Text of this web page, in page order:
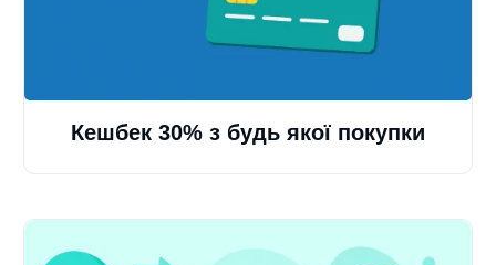
Кешбек 30% з будь якої покупки